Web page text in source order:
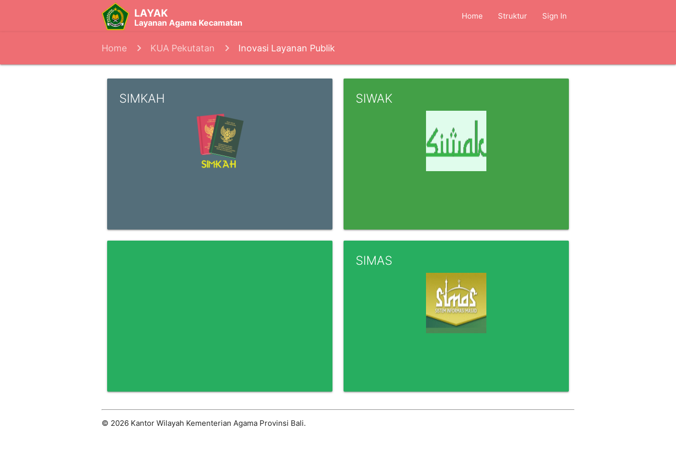
LAYAK
Layanan Agama Kecamatan
Home Struktur Sign In
Home KUA Pekutatan Inovasi Layanan Publik
SIMKAH SIWAK
SIMAS
© 2026 Kantor Wilayah Kementerian Agama Provinsi Bali.